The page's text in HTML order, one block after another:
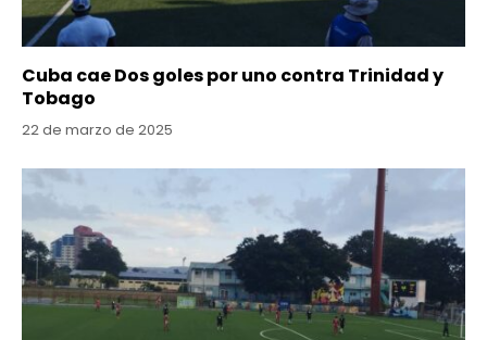
Cuba cae Dos goles por uno contra Trinidad y
Tobago
22 de marzo de 2025